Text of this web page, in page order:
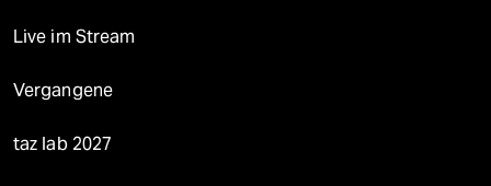
Live im Stream
Vergangene
taz lab 2027